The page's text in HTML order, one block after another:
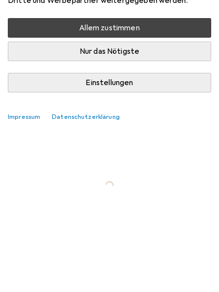
Allem zustimmen
Nur das Nötigste
Einstellungen
Impressum Datenschutzerklärung